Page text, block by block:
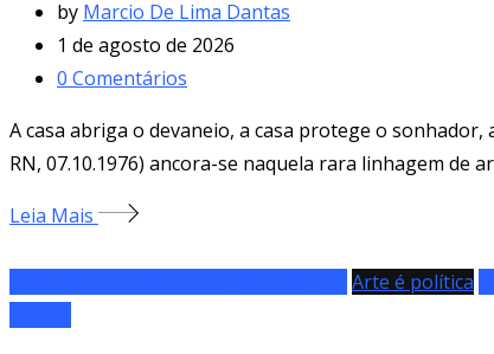
by Marcio De Lima Dantas
1 de agosto de 2026
0 Comentários
A casa abriga o devaneio, a casa protege o
RN, 07.10.1976) ancora-se naquela rara linhagem de
Leia Mais
Arte é política